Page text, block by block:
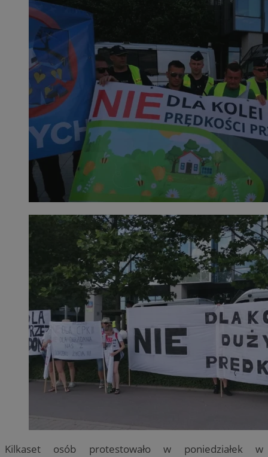
Kilkaset osób protestowało w poniedziałek w